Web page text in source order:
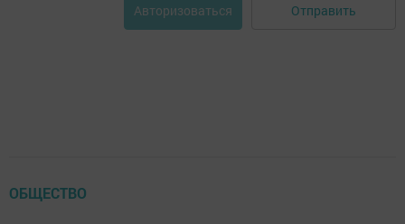
Авторизоваться Отправить
ОБЩЕСТВО